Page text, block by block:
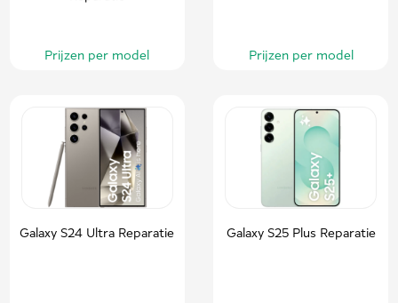
Prijzen per model Prijzen per model
Galaxy S24 Ultra Reparatie Galaxy S25 Plus Reparatie